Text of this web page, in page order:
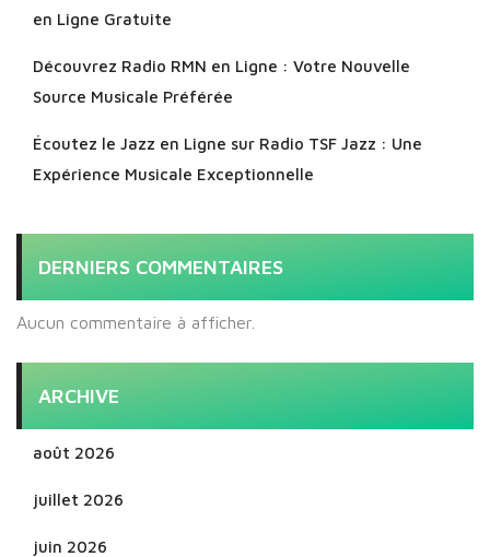
en Ligne Gratuite
Découvrez Radio RMN en Ligne : Votre Nouvelle
Source Musicale Préférée
Écoutez le Jazz en Ligne sur Radio TSF Jazz : Une
Expérience Musicale Exceptionnelle
DERNIERS COMMENTAIRES
Aucun commentaire à afficher.
ARCHIVE
août 2026
juillet 2026
juin 2026